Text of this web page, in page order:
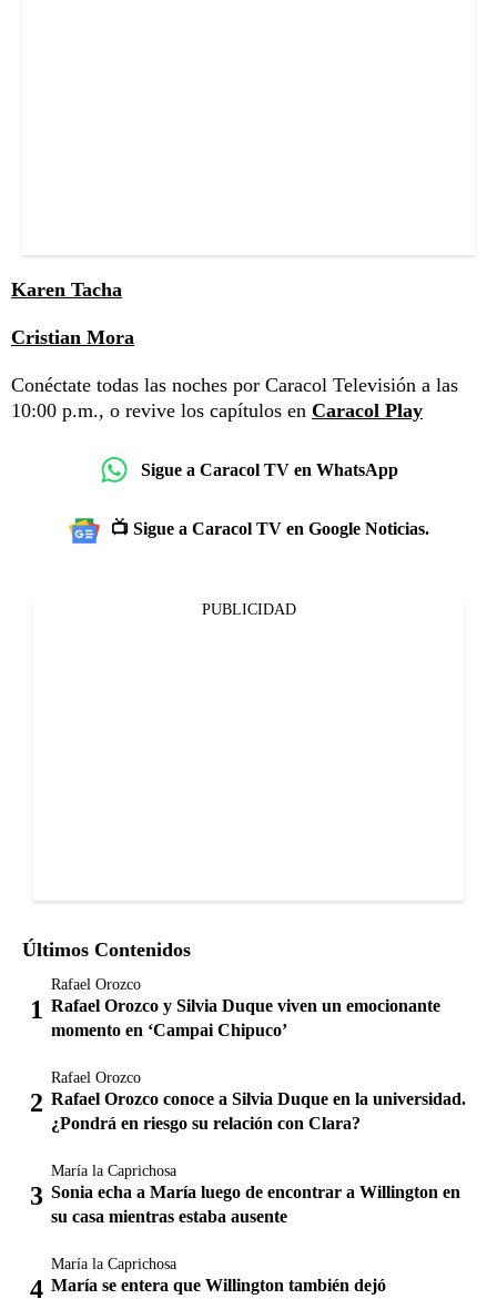
Karen Tacha
Cristian Mora
Conéctate todas las noches por Caracol Televisión a las
10:00 p.m., o revive los capítulos en Caracol Play
Sigue a Caracol TV en WhatsApp
📺 Sigue a Caracol TV en Google Noticias.
PUBLICIDAD
Últimos Contenidos
Rafael Orozco
Rafael Orozco y Silvia Duque viven un emocionante
momento en ‘Campai Chipuco’
Rafael Orozco
Rafael Orozco conoce a Silvia Duque en la universidad.
¿Pondrá en riesgo su relación con Clara?
María la Caprichosa
Sonia echa a María luego de encontrar a Willington en
su casa mientras estaba ausente
María la Caprichosa
María se entera que Willington también dejó